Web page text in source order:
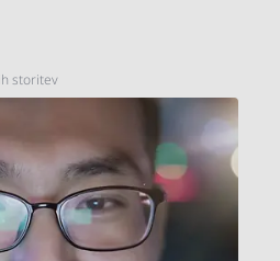
storitev